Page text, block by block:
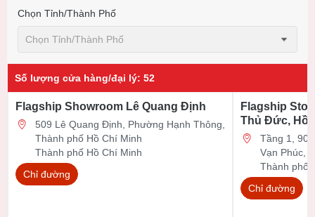
Chọn Tỉnh/thành Phố
Chọn Tỉnh/thành Phố
Số lượng cửa hàng/đại lý: 52
Flagship Showroom Lê Quang Định
509 Lê Quang Định, Phường Hạnh Thông,
Thành phố Hồ Chí Minh
Thành phố Hồ Chí Minh
Chỉ đường
Flagship
Thủ Đức, Hồ
Tầng 1, 90
Vạn Phúc,
Thành phố
Chỉ đường